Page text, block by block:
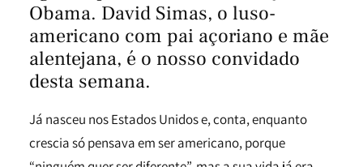
Obama. David Simas, o luso-
americano com pai açoriano e mãe
alentejana, é o nosso convidado
desta semana.
Já nasceu nos Estados Unidos e, conta, enquanto
crescia só pensava em ser americano, porque